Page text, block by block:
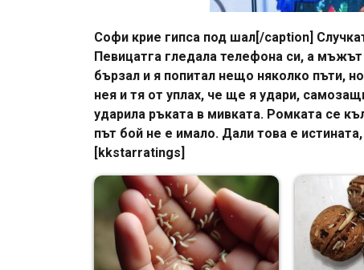
Софи крие гипса под шал[/caption]
Певицатга гледала телефона си, а
бързал и я попитал нещо няколко пъти,
нея и тя от уплах, че ще я удари,
ударила ръката в мивката. Ромката се
път бой не е имало. Дали това е
[kkstarratings]